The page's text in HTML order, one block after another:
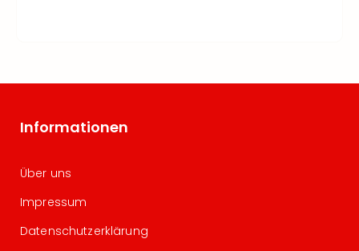
Informationen
Über uns
Impressum
Datenschutzerklärung